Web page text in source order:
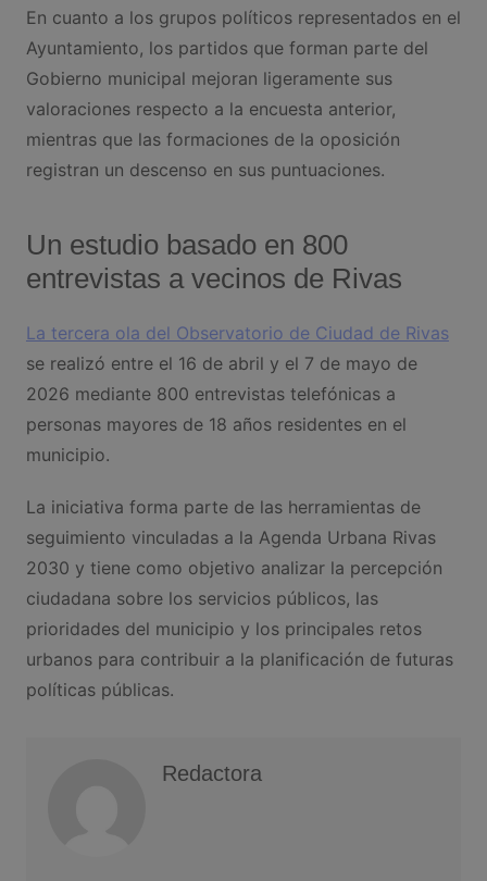
En cuanto a los grupos políticos representados en el
Ayuntamiento, los partidos que forman parte del
Gobierno municipal mejoran ligeramente sus
valoraciones respecto a la encuesta anterior,
mientras que las formaciones de la oposición
registran un descenso en sus puntuaciones.
Un estudio basado en 800
entrevistas a vecinos de Rivas
La tercera ola del Observatorio de Ciudad de Rivas
se realizó entre el 16 de abril y el 7 de mayo de
2026 mediante 800 entrevistas telefónicas a
personas mayores de 18 años residentes en el
municipio.
La iniciativa forma parte de las herramientas de
seguimiento vinculadas a la Agenda Urbana Rivas
2030 y tiene como objetivo analizar la percepción
ciudadana sobre los servicios públicos, las
prioridades del municipio y los principales retos
urbanos para contribuir a la planificación de futuras
políticas públicas.
Redactora